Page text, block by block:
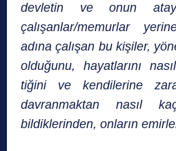
devletin ve onun
çalışanlar/memurlar
adına çalışan bu kişiler,
olduğunu, hayatlarını
tiğini ve kendilerine
davranmaktan nasıl
bildiklerinden, onların